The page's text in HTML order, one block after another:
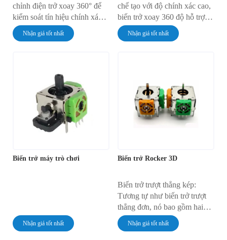
chỉnh điện trở xoay 360° để
kiểm soát tín hiệu chính xác,
lý tưởng cho hệ thống âm
thanh, ứng dụng làm mờ và
Nhận giá tốt nhất
chế tạo với độ chính xác cao,
biến trở xoay 360 độ hỗ trợ
điều chỉnh xoay hoàn toàn với
hiệu suất chính xác và ổn
điều khiển.
Nhận giá tốt nhất
Biến trở máy trò chơi
Nhận giá tốt nhất
Biến trở Rocker 3D
Biến trở trượt thẳng kép:
Tương tự như biến trở trượt
thẳng đơn, nó bao gồm hai
biến trở đơn có một tay cầm
điều khiển cách sắp xếp của
Nhận giá tốt nhất